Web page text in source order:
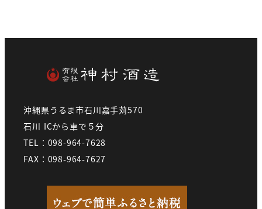
沖縄県うるま市石川嘉手苅570
石川 ICから車で５分
TEL：098-964-7628
FAX：098-964-7627